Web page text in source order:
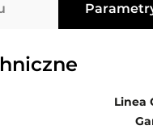
Linea